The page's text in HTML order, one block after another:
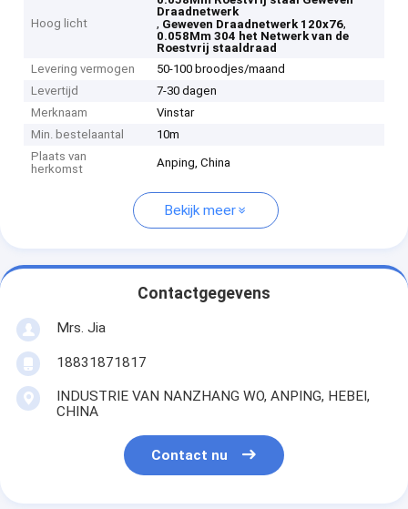
Hoog licht
Draadnetwerk
, Geweven Draadnetwerk 120x76,
0.058Mm 304 het Netwerk van de
Roestvrij staaldraad
Levering vermogen
50-100 broodjes/maand
Levertijd
7-30 dagen
Merknaam
Vinstar
Min. bestelaantal
10m
Plaats van
herkomst
Anping, China
Bekijk meer
Contactgegevens
Mrs. Jia
18831871817
INDUSTRIE VAN NANZHANG WO, ANPING, HEBEI,
CHINA
Contact nu